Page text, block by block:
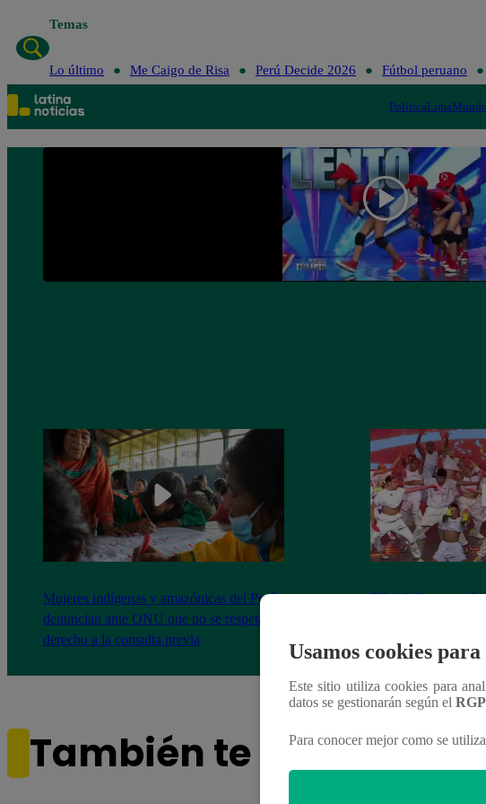
Temas
Lo último Me Caigo de Risa Perú Decide 2026 Fútbol peruano
PolíticaLimaMundo
Mujeres indígenas y amazónicas del Perú
denuncian ante ONU que no se respeta su
derecho a la consulta previa
EBAC Crew armó
También te puede
Usamos cookies
Este sitio utiliza cookies para
datos se gestionarán según el
Para conocer mejor como se